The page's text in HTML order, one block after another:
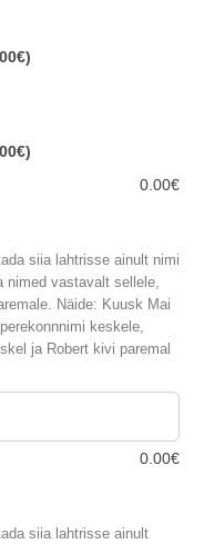
0.00€
siia lahtrisse ainult nimi
nimed vastavalt sellele,
Näide: Kuusk Mai
keskele,
ja Robert kivi paremal
0.00€
siia lahtrisse ainult